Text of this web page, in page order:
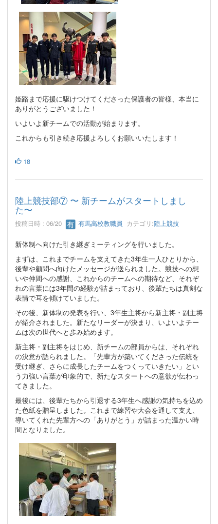
姫路まで応援に駆けつけてくださった保護者の皆様、本当に
ありがとうございました！
いよいよ新チームでの活動が始まります。
これからも引き続き応援よろしくお願いいたします！
18
陸上競技部⑦ 〜 新チームがスタートしまし
た〜
投稿日時 : 06/20 有馬高校教職員 カテゴリ:陸上競技
新体制へ向けた引き継ぎミーティングを行いました。
まずは、これまでチームを支えてきた3年生一人ひとりから、
後輩や顧問へ向けたメッセージが送られました。競技への想
いや仲間への感謝、これからのチームへの期待など、それぞ
れの言葉には3年間の経験が詰まっており、後輩たちは真剣な
表情で耳を傾けていました。
その後、新体制の発表を行い、3年生主将から新主将・副主将
が紹介されました。新たなリーダーが決まり、いよいよチー
ムは次の世代へと歩み始めます。
新主将・副主将をはじめ、新チームの部員からは、それぞれ
の決意が語られました。「先輩方が築いてくださった伝統を
受け継ぎ、さらに成長したチームをつくっていきたい」とい
う力強い言葉が印象的で、新たなスタートへの意欲が伝わっ
てきました。
最後には、後輩たちから引退する3年生へ感謝の気持ちを込め
た色紙を贈呈しました。これまで練習や大会を通して支え、
導いてくれた先輩方への「ありがとう」が詰まった温かい時
間となりました。